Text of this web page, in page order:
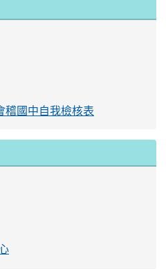
稽國中自我檢核表